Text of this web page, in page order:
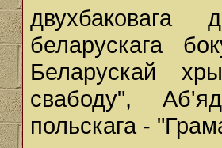
двухбаковага
беларускага
Беларускай
свабоду",
польскага -